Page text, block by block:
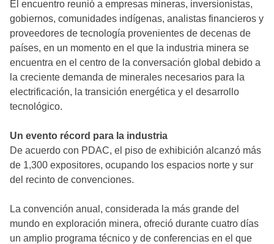
El encuentro reunió a empresas mineras, inversionistas,
gobiernos, comunidades indígenas, analistas financieros y
proveedores de tecnología provenientes de decenas de
países, en un momento en el que la industria minera se
encuentra en el centro de la conversación global debido a
la creciente demanda de minerales necesarios para la
electrificación, la transición energética y el desarrollo
tecnológico.
Un evento récord para la industria
De acuerdo con PDAC, el piso de exhibición alcanzó más
de 1,300 expositores, ocupando los espacios norte y sur
del recinto de convenciones.
La convención anual, considerada la más grande del
mundo en exploración minera, ofreció durante cuatro días
un amplio programa técnico y de conferencias en el que